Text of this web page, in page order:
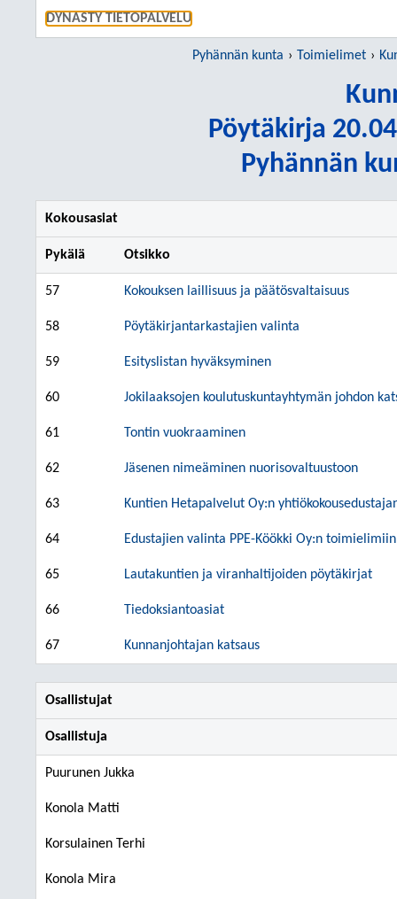
DYNASTY TIETOPALVELU
Pyhännän kunta Toimielimet
Pöytäkirja
Pyhännän
Kokousasiat
Pykälä Otsikko
57 Kokouksen laillisuus ja päätösvaltaisuus
58 Pöytäkirjantarkastajien valinta
59 Esityslistan hyväksyminen
60 Jokilaaksojen koulutuskuntayhtymän johdon
61 Tontin vuokraaminen
62 Jäsenen nimeäminen nuorisovaltuustoon
63 Kuntien Hetapalvelut Oy:n
64 Edustajien valinta PPE-Köökki Oy:n toimielimiin
65 Lautakuntien ja viranhaltijoiden pöytäkirjat
66 Tiedoksiantoasiat
67 Kunnanjohtajan katsaus
Osallistujat
Osallistuja
Puurunen Jukka
Konola Matti
Korsulainen Terhi
Konola Mira